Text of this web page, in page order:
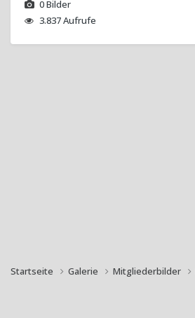
0 Bilder
3.837 Aufrufe
Startseite Galerie Mitgliederbilder